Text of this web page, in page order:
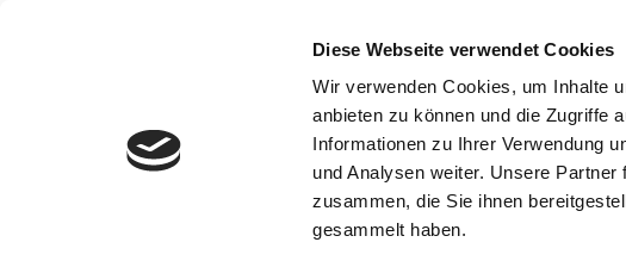
Diese Webseite verwendet Cookies
Wir verwenden Cookies, um Inhalte
anbieten zu können und die Zugriffe
Informationen zu Ihrer Verwendung
und Analysen weiter. Unsere
zusammen, die Sie ihnen
gesammelt haben.